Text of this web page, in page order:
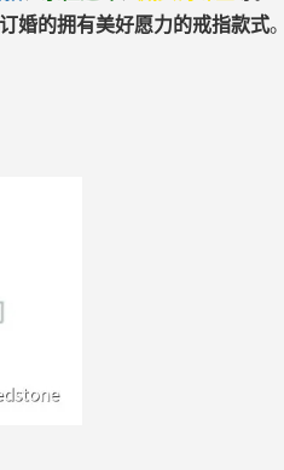
婚的拥有美好愿力的戒指款式。